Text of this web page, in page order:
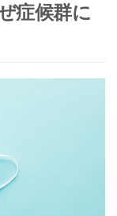
症候群に